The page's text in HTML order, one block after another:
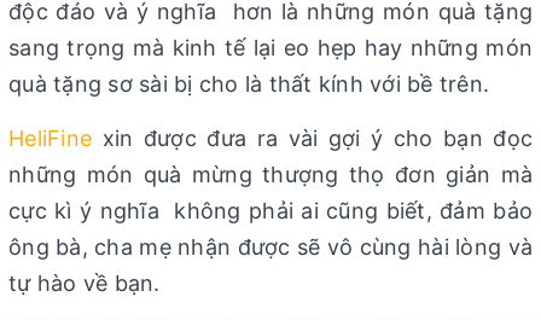
độc đáo và ý nghĩa hơn là những món quà tặng
sang trọng mà kinh tế lại eo hẹp hay những món
quà tặng sơ sài bị cho là thất kính với bề trên.
HeliFine xin được đưa ra vài gợi ý cho bạn đọc
những món quà mừng thượng thọ đơn giản mà
cực kì ý nghĩa không phải ai cũng biết, đảm bảo
ông bà, cha mẹ nhận được sẽ vô cùng hài lòng và
tự hào về bạn.